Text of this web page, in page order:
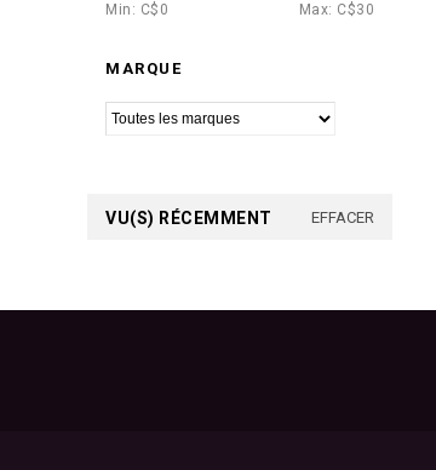
Min: C$ 0 Max: C$30
MARQUE
VU(S) RÉCEMMENT EFFACER